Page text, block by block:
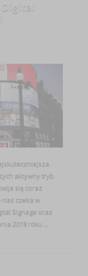
aktywny tryb
się coraz
nas czeka w
Signage oraz
2018 roku ...